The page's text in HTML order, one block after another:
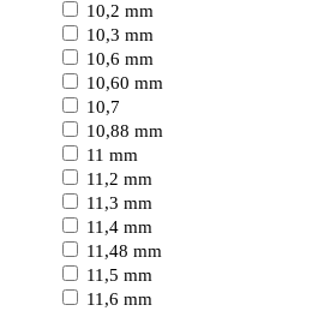
10,2 mm
10,3 mm
10,6 mm
10,60 mm
10,7
10,88 mm
11 mm
11,2 mm
11,3 mm
11,4 mm
11,48 mm
11,5 mm
11,6 mm